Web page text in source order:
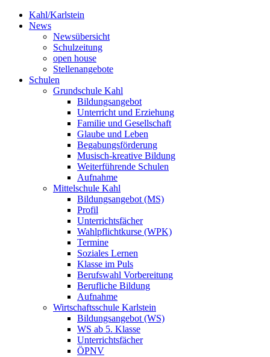
Kahl/Karlstein
News
Newsübersicht
Schulzeitung
open house
Stellenangebote
Schulen
Grundschule Kahl
Bildungsangebot
Unterricht und Erziehung
Familie und Gesellschaft
Glaube und Leben
Begabungsförderung
Musisch-kreative Bildung
Weiterführende Schulen
Aufnahme
Mittelschule Kahl
Bildungsangebot (MS)
Profil
Unterrichtsfächer
Wahlpflichtkurse (WPK)
Termine
Soziales Lernen
Klasse im Puls
Berufswahl Vorbereitung
Berufliche Bildung
Aufnahme
Wirtschaftsschule Karlstein
Bildungsangebot (WS)
WS ab 5. Klasse
Unterrichtsfächer
ÖPNV